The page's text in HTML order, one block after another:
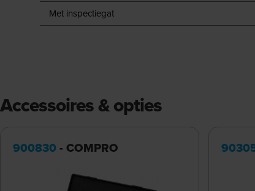
Met inspectiegat
Accessoires & opties
900830 - COMPRO